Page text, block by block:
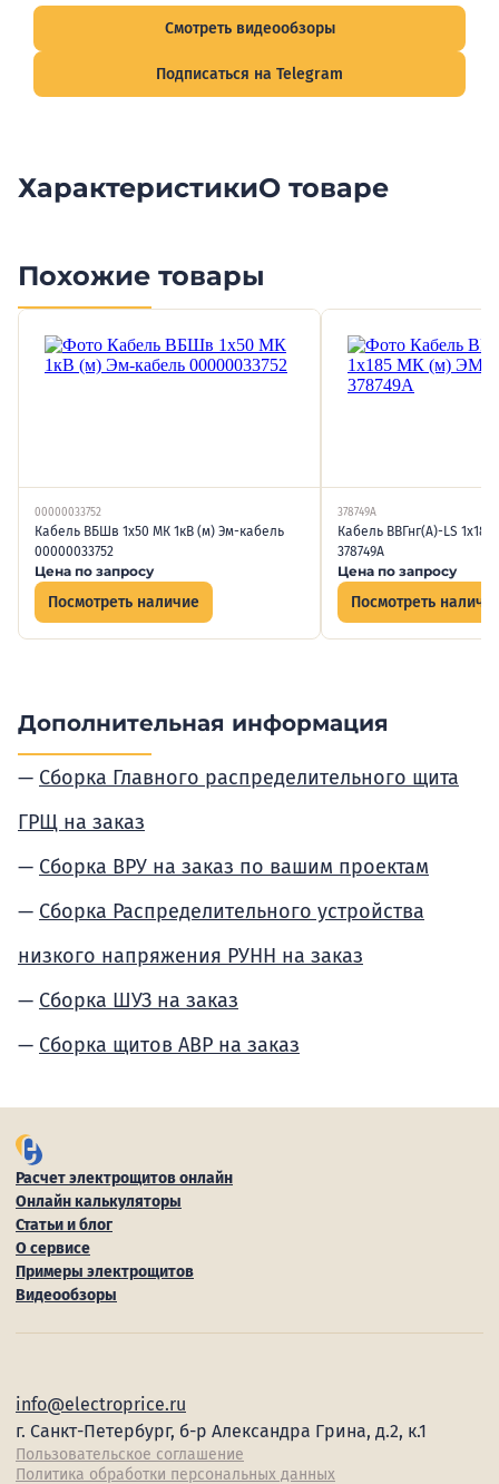
Смотреть видеообзоры
Подписаться на Telegram
ХарактеристикиО товаре
Похожие товары
00000033752
Кабель ВБШв 1х50 МК 1кВ (м) Эм-кабель
00000033752
Цена по запросу
Посмотреть наличие
378749А
Кабель ВВГнг(А)-LS
378749А
Цена по запросу
Посмотреть
Дополнительная информация
Сборка Главного распределительного щита
ГРЩ на заказ
Сборка ВРУ на заказ по вашим проектам
Сборка Распределительного устройства
низкого напряжения РУНН на заказ
Сборка ШУЗ на заказ
Сборка щитов АВР на заказ
Расчет электрощитов онлайн
Онлайн калькуляторы
Статьи и блог
О сервисе
Примеры электрощитов
Видеообзоры
info@electroprice.ru
г. Санкт-Петербург, б-р Александра Грина, д.2, к.1
Пользовательское соглашение
Политика обработки персональных данных